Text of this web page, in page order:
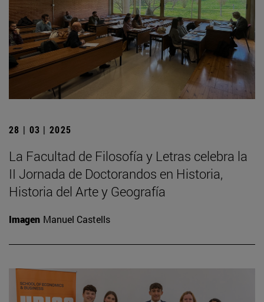
28 | 03 | 2025
La Facultad de Filosofía y Letras celebra la
II Jornada de Doctorandos en Historia,
Historia del Arte y Geografía
Imagen Manuel Castells